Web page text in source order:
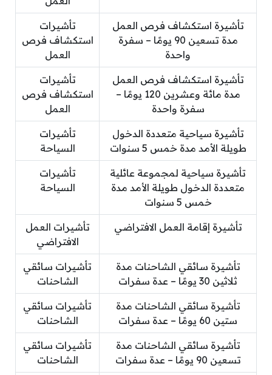
تأشيرة استكشاف فرص العمل
مدة تسعين 90 يومًا – سفرة
واحدة
تأشيرات
استكشاف فرص
العمل
تأشيرة استكشاف فرص العمل
مدة مائة وعشرين 120 يومًا –
سفرة واحدة
تأشيرات
استكشاف فرص
العمل
تأشيرة سياحية متعددة الدخول
طويلة الأمد مدة خمس 5 سنوات
تأشيرات
السياحة
تأشيرة سياحية لمجموعة عائلية
متعددة الدخول طويلة الأمد مدة
خمس 5 سنوات
تأشيرات
السياحة
تأشيرة إقامة العمل الافتراضي
تأشيرات العمل
الافتراضي
تأشيرة سائقي الشاحنات مدة
ثلاثين 30 يومًا – عدة سفرات
تأشيرات سائقي
الشاحنات
تأشيرة سائقي الشاحنات مدة
ستين 60 يومًا – عدة سفرات
تأشيرات سائقي
الشاحنات
تأشيرة سائقي الشاحنات مدة
تسعين 90 يومًا – عدة سفرات
تأشيرات سائقي
الشاحنات